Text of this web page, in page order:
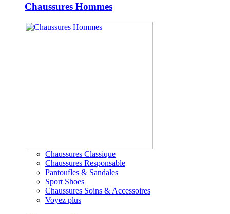
Chaussures Hommes
Chaussures Classique
Chaussures Responsable
Pantoufles & Sandales
Sport Shoes
Chaussures Soins & Accessoires
Voyez plus